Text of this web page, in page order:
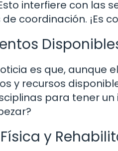
interfiere con las
coordinación. ¡Es
es que, aunque
y recursos
para tener
y